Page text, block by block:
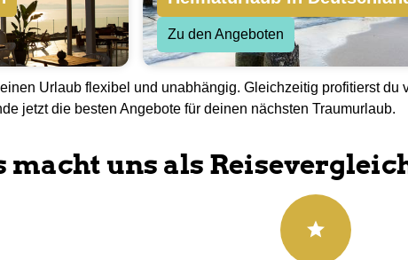
329,-
5.2
67Bewertungen
mit eigener
Heimaturlaub in Deutschland